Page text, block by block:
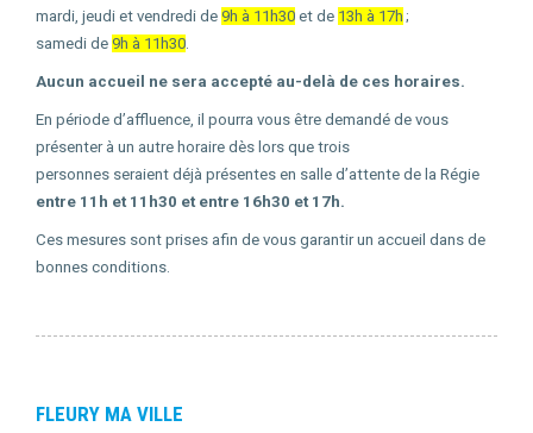
mardi, jeudi et vendredi de 9h à 11h30 et de 13h à 17h ;
samedi de 9h à 11h30.
Aucun accueil ne sera accepté au-delà de ces horaires.
En période d’affluence, il pourra vous être demandé de vous
présenter à un autre horaire dès lors que trois
personnes seraient déjà présentes en salle d’attente de la Régie
entre 11h et 11h30 et entre 16h30 et 17h.
Ces mesures sont prises afin de vous garantir un accueil dans de
bonnes conditions.
FLEURY MA VILLE